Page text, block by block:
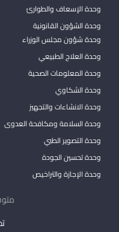
وحدة الإسعاف والطوارئ
وحدة الشؤون القانونية
وحدة شؤون مجلس الوزراء
وحدة العلاج الطبيعي
وحدة المعلومات الصحية
وحدة الشكاوي
وحدة الانشاءات والتجهيز
وحدة السلامة ومكافحة العدوى
وحدة التصوير الطبي
وحدة تحسين الجودة
وحدة الإجازة والتراخيص